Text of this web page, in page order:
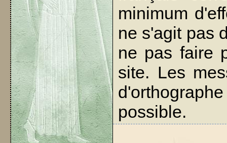
minimum
ne s'agit pas
ne pas faire
site. Les
possible.